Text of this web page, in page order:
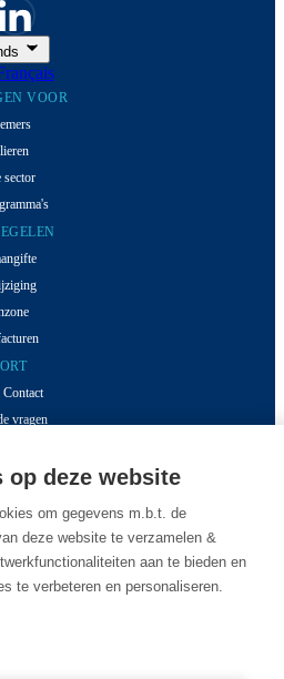
VOOR
sector
vragen
DESSEL
op deze website
om gegevens m.b.t. de
deze website te verzamelen &
aan te bieden en
te verbeteren en personaliseren.